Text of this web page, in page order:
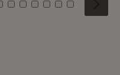
4 5 6
Kachel: 7
Zu Kachel: 8
Zu Kachel: 9
Zu Kachel: 10
Zu Kachel: 11
Zu Kachel: 12
Zu Kachel:
Zu